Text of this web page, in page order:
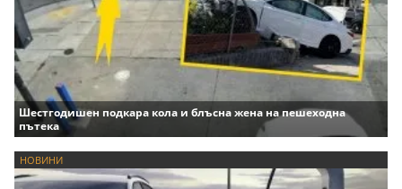
Шестгодишен подкара кола и блъсна жена на пешеходна
пътека
НОВИНИ